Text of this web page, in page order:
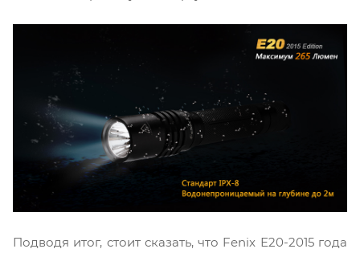
Подводя итог, стоит сказать, что Fenix Е20-2015 года